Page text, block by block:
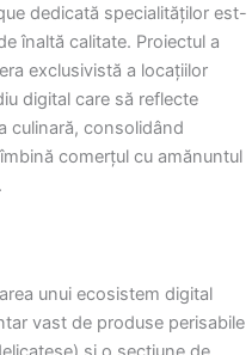
dedicată specialităților est-
înaltă calitate. Proiectul a
exclusivistă a locațiilor
digital care să reflecte
culinară, consolidând
comerțul cu amănuntul
unui ecosistem digital
vast de produse perisabile